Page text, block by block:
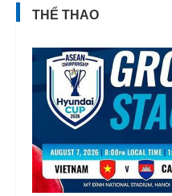
THỂ THAO